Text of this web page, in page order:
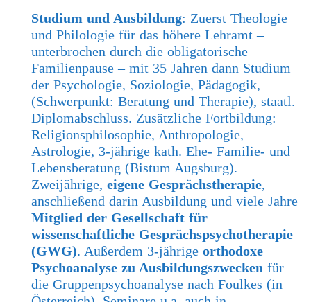
Studium und Ausbildung: Zuerst Theologie
und Philologie für das höhere Lehramt –
unterbrochen durch die obligatorische
Familienpause – mit 35 Jahren dann Studium
der Psychologie, Soziologie, Pädagogik,
(Schwerpunkt: Beratung und Therapie), staatl.
Diplomabschluss. Zusätzliche Fortbildung:
Religionsphilosophie, Anthropologie,
Astrologie, 3-jährige kath. Ehe- Familie- und
Lebensberatung (Bistum Augsburg).
Zweijährige, eigene Gesprächstherapie,
anschließend darin Ausbildung und viele Jahre
Mitglied der Gesellschaft für
wissenschaftliche Gesprächspsychotherapie
(GWG). Außerdem 3-jährige orthodoxe
Psychoanalyse zu Ausbildungszwecken für
die Gruppenpsychoanalyse nach Foulkes (in